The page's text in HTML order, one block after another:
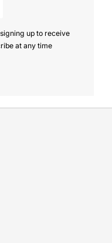
up to receive
at any time